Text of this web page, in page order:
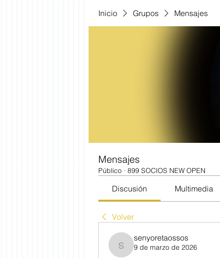
Inicio Grupos Mensajes
Mensajes
Público · 899 SOCIOS NEW OPEN
Discusión Multimedia
Volver
senyoretaossos
senyoretaossos
9 de marzo de 2026